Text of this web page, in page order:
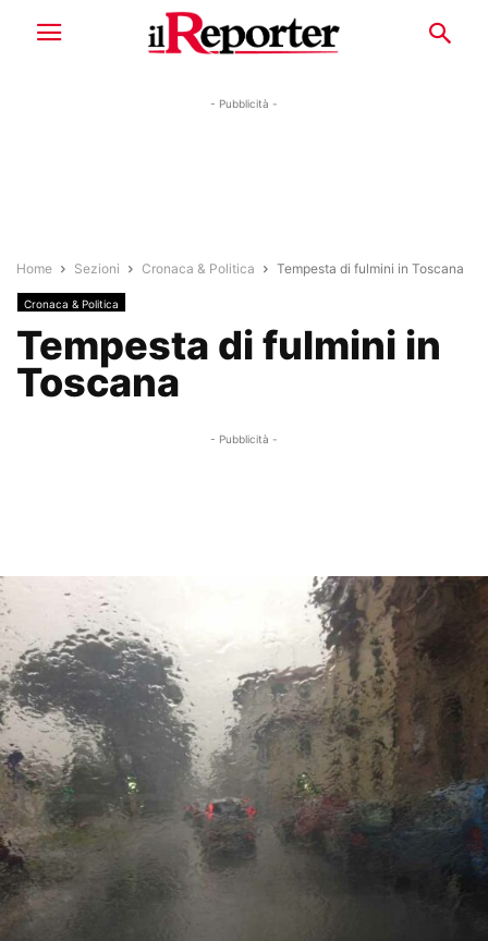
- Pubblicità -
Home Sezioni Cronaca & Politica Tempesta di fulmini in Toscana
Cronaca & Politica
Tempesta di fulmini in
Toscana
- Pubblicità -